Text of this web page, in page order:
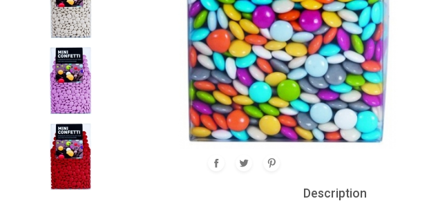
HALLOWEEN HIPPIE HUMOUR
ROMAIN SEXY SUPER-HÉROS ET...
CLOWN DESSINS ANIMÉS & BD DISCO
HÉROS JEUX VIDEO MANGA
GANTS HUMOUR ET SEXY HALLOWEEN
PANTALONS SUR-BOTTES
Description